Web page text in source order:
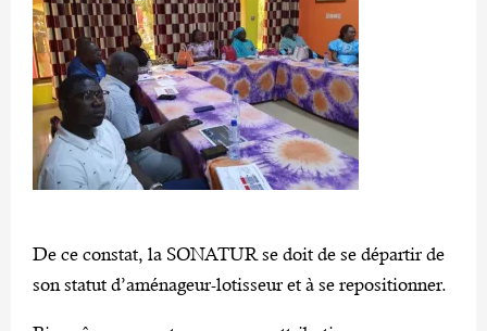
De ce constat, la SONATUR se doit de se départir de
son statut d’aménageur-lotisseur et à se repositionner.